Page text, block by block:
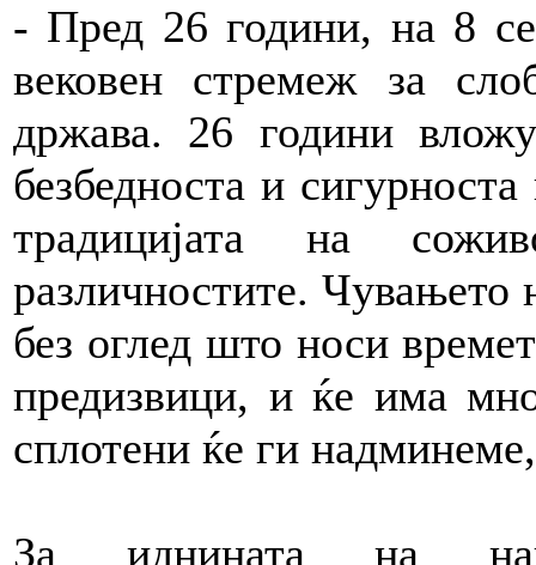
- Пред 26 години, на 8
вековeн стремеж за
држава. 26 години
безбедноста и
традицијата на
различностите. Чувањето
без оглед што носи
предизвици, и ќе има
сплотени ќе ги
За иднината на